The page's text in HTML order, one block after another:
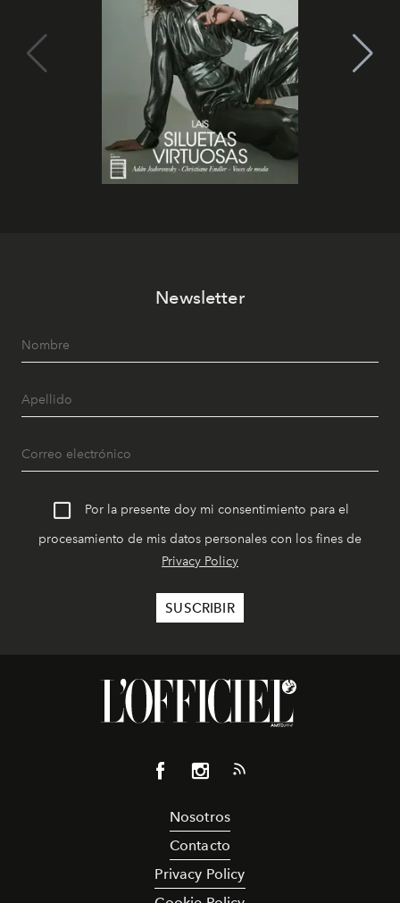
Newsletter
Por la presente doy mi consentimiento para el
procesamiento de mis datos personales con los fines de
Privacy Policy
Nosotros
Contacto
Privacy Policy